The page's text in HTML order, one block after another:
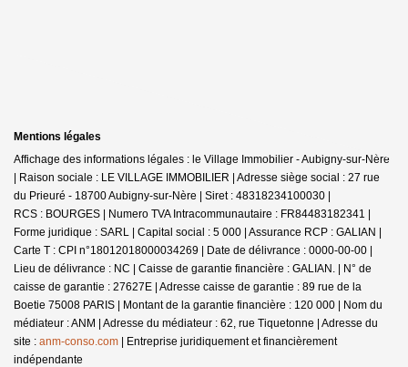
Mentions légales
Affichage des informations légales : le Village Immobilier - Aubigny-sur-Nère
| Raison sociale : LE VILLAGE IMMOBILIER | Adresse siège social : 27 rue
du Prieuré - 18700 Aubigny-sur-Nère | Siret : 48318234100030 |
RCS : BOURGES | Numero TVA Intracommunautaire : FR84483182341 |
Forme juridique : SARL | Capital social : 5 000 | Assurance RCP : GALIAN |
Carte T : CPI n°18012018000034269 | Date de délivrance : 0000-00-00 |
Lieu de délivrance : NC | Caisse de garantie financière : GALIAN. | N° de
caisse de garantie : 27627E | Adresse caisse de garantie : 89 rue de la
Boetie 75008 PARIS | Montant de la garantie financière : 120 000 | Nom du
médiateur : ANM | Adresse du médiateur : 62, rue Tiquetonne | Adresse du
site : anm-conso.com | Entreprise juridiquement et financièrement
indépendante